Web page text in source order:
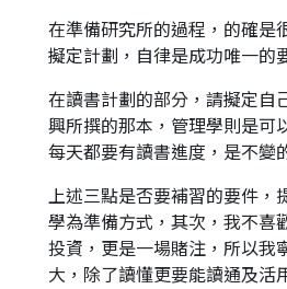
在準備研究所的過程，的確是
擬定計劃，自律是成功唯一的
在讀書計劃的部分，請擬定自
興所撰的那本，管理學則是可
每天都要有讀書進度，是不變
上述三點是否要補習的要件，
學為準備方式，其次，我不喜
投資，更是一場賭注，所以我
大，除了讀懂更要能讀通及活